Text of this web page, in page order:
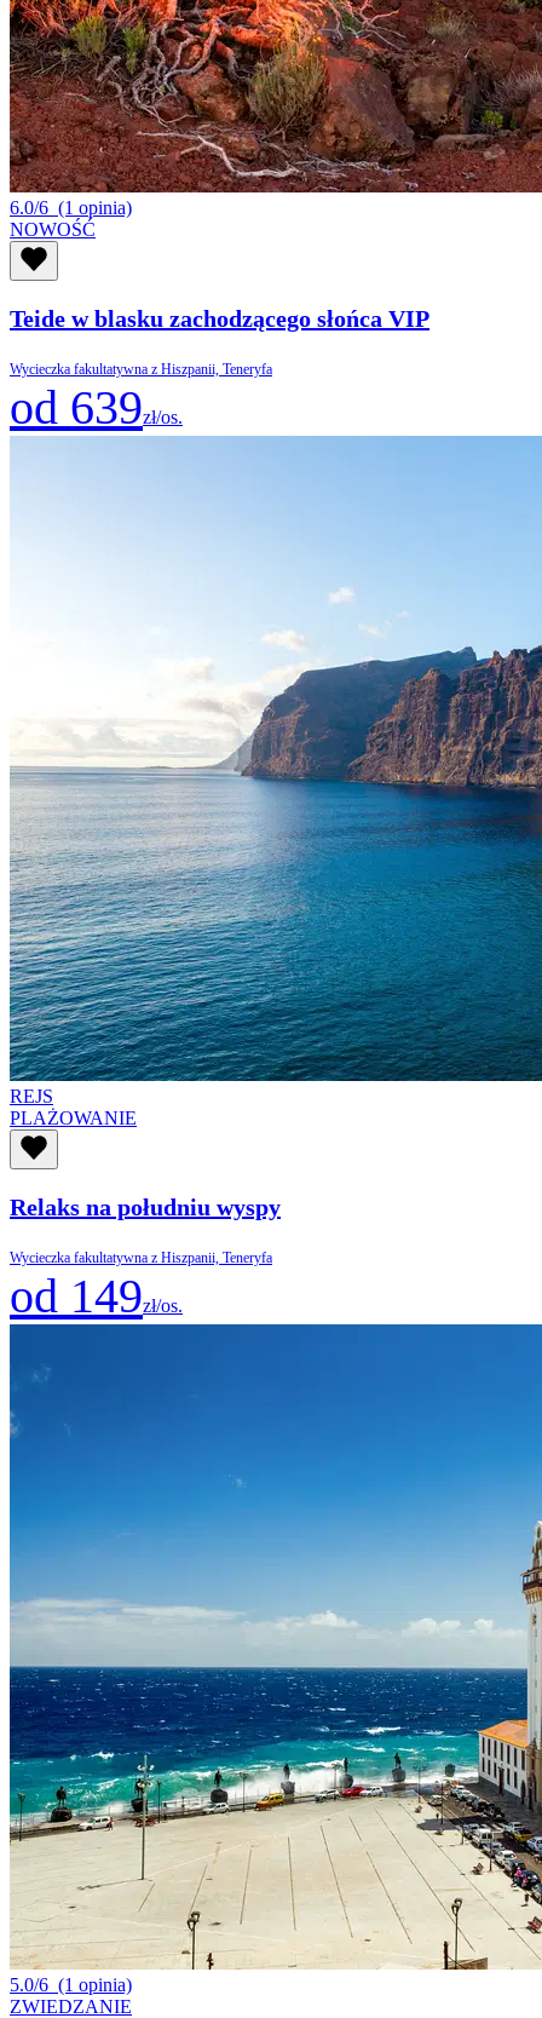
6.0/6 (1 opinia)
NOWOŚĆ
Teide w blasku zachodzącego słońca VIP
Wycieczka fakultatywna z Hiszpanii, Teneryfa
od 639zł/os.
REJS
PLAŻOWANIE
Relaks na południu wyspy
Wycieczka fakultatywna z Hiszpanii, Teneryfa
od 149zł/os.
5.0/6 (1 opinia)
ZWIEDZANIE